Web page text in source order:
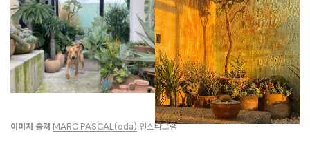
이미지 출처 MARC PASCAL(oda) 인스타그램